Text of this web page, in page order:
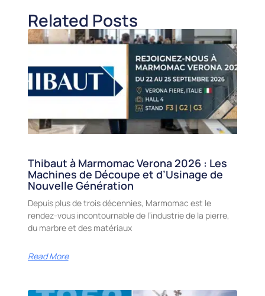
Related Posts
Thibaut à Marmomac Verona 2026 : Les
Machines de Découpe et d’Usinage de
Nouvelle Génération
Depuis plus de trois décennies, Marmomac est le
rendez-vous incontournable de l’industrie de la pierre,
du marbre et des matériaux
Read More